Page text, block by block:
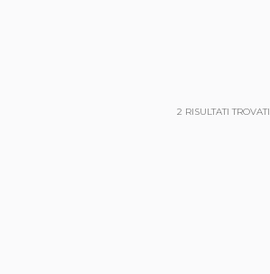
2 RISULTATI TROVATI